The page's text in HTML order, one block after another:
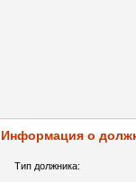
Информация о
Тип должника: